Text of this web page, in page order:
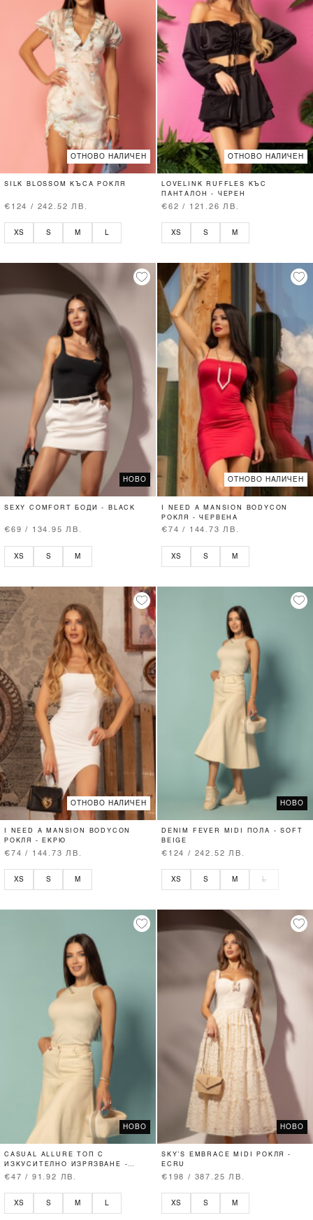
ОТНОВО НАЛИЧЕН
SILK BLOSSOM КЪСА РОКЛЯ
€124 / 242.52 ЛВ.
XS S M
ОТНОВО НАЛИЧЕН
LOVELINK RUFFLES КЪС
ПАНТАЛОН - ЧЕРЕН
€62 / 121.26 ЛВ.
XS S M
НОВО
SEXY COMFORT БОДИ - BLACK
€69 / 134.95 ЛВ.
XS S M
ОТНОВО НАЛИЧЕН
I NEED A MANSION BODYCON
РОКЛЯ - ЧЕРВЕНА
€74 / 144.73 ЛВ.
XS S M
ОТНОВО НАЛИЧЕН
I NEED A MANSION BODYCON
РОКЛЯ - ЕКРЮ
€74 / 144.73 ЛВ.
XS S M
НОВО
DENIM FEVER MIDI ПОЛА - SOFT
BEIGE
€124 / 242.52 ЛВ.
XS S M L
НОВО
CASUAL ALLURE ТОП С
ИЗКУСИТЕЛНО ИЗРЯЗВАНЕ -
SOFT BEIGE
€47 / 91.92 ЛВ.
XS S M
НОВО
SKY’S EMBRACE MIDI РОКЛЯ -
ECRU
€198 / 387.25 ЛВ.
XS S M